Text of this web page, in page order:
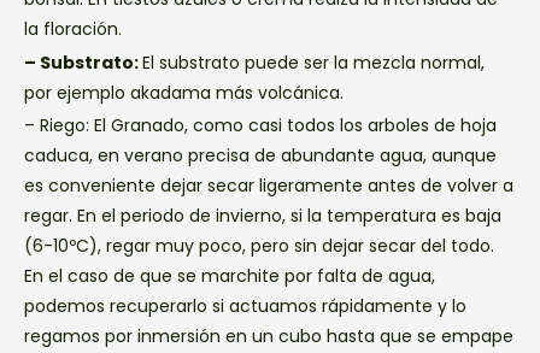
la floración.
– Substrato:El substrato puede ser la mezcla normal,
por ejemplo akadama más volcánica.
– Riego: El Granado, como casi todos los arboles de hoja
caduca, en verano precisa de abundante agua, aunque
es conveniente dejar secar ligeramente antes de volver a
regar. En el periodo de invierno, si la temperatura es baja
(6-10ºC), regar muy poco, pero sin dejar secar del todo.
En el caso de que se marchite por falta de agua,
podemos recuperarlo si actuamos rápidamente y lo
regamos por inmersión en un cubo hasta que se empape